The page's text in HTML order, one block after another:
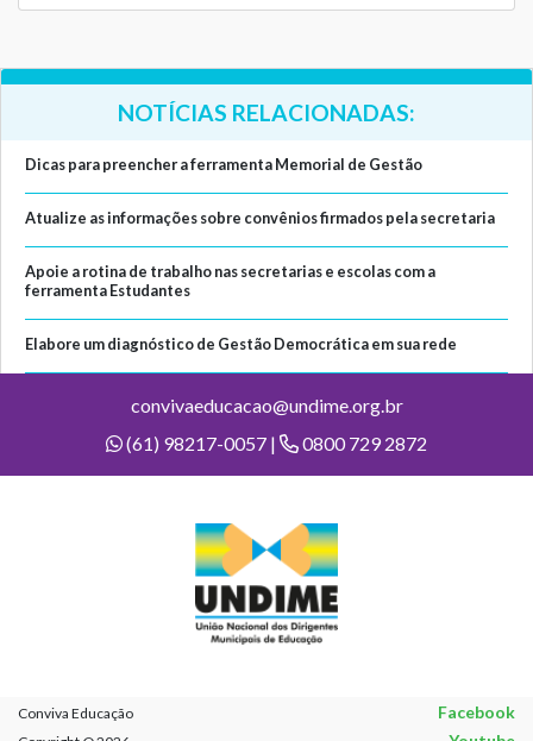
NOTÍCIAS RELACIONADAS:
Dicas para preencher a ferramenta Memorial de Gestão
Atualize as informações sobre convênios firmados pela secretaria
Apoie a rotina de trabalho nas secretarias e escolas com a
ferramenta Estudantes
Elabore um diagnóstico de Gestão Democrática em sua rede
convivaeducacao@undime.org.br
(61) 98217-0057 |
0800 729 2872
Conviva Educação Facebook